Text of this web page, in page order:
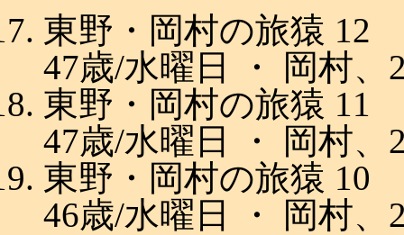
東野・岡村の旅猿 12
47歳/水曜日 ・ 岡村、
東野・岡村の旅猿 11
47歳/水曜日 ・ 岡村、
東野・岡村の旅猿 10
46歳/水曜日 ・ 岡村、